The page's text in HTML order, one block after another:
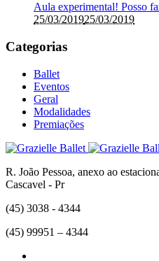
Aula experimental! Posso
25/03/201925/03/2019
Categorias
Ballet
Eventos
Geral
Modalidades
Premiações
R. João Pessoa, anexo ao
Cascavel - Pr
(45) 3038 - 4344
(45) 99951 – 4344